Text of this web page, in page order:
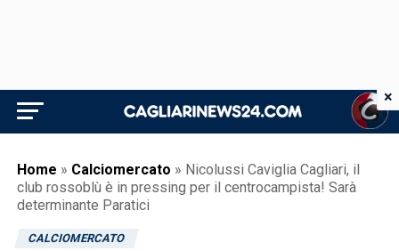
Home » Calciomercato » Nicolussi Caviglia Cagliari, il
club rossoblù è in pressing per il centrocampista! Sarà
determinante Paratici
CALCIOMERCATO
×